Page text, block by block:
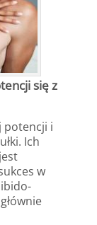
się z
potencji i
Ich
w